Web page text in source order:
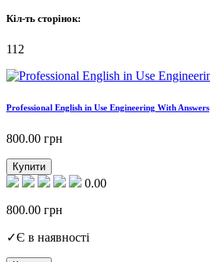
Кіл-ть сторінок:
112
Professional English in Use Engineering With Answers
800.00 грн
Купити
0.00
800.00 грн
✓Є в наявності